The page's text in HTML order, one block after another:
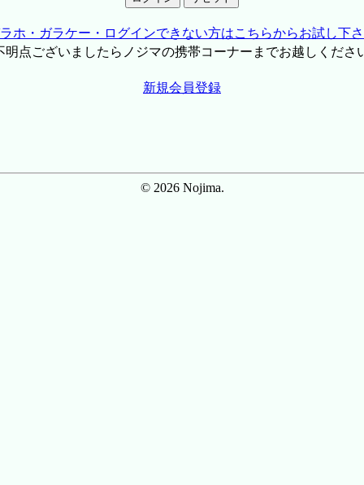
ホ・ガラケー・ログインできない方はこちらからお試し下
点ございましたらノジマの携帯コーナーまでお越しくださ
新規会員登録
© 2026 Nojima.